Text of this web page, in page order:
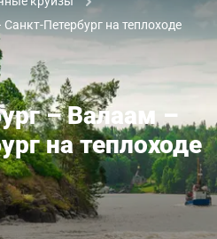
Петербург на теплоходе
– Валаам –
на теплоходе